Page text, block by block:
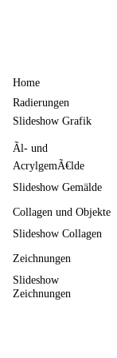
Home
Radierungen
Slideshow Grafik
Ãl- und
AcrylgemÃ€lde
Slideshow Gemälde
Collagen und Objekte
Slideshow Collagen
Zeichnungen
Slideshow
Zeichnungen